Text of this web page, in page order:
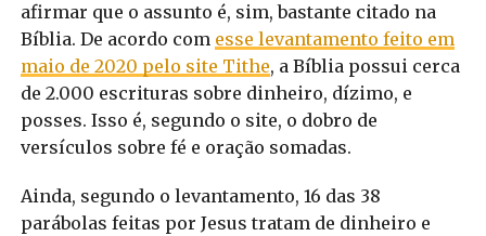
afirmar que o assunto é, sim, bastante citado na
Bíblia. De acordo com esse levantamento feito em
maio de 2020 pelo site Tithe, a Bíblia possui cerca
de 2.000 escrituras sobre dinheiro, dízimo, e
posses. Isso é, segundo o site, o dobro de
versículos sobre fé e oração somadas.
Ainda, segundo o levantamento, 16 das 38
parábolas feitas por Jesus tratam de dinheiro e